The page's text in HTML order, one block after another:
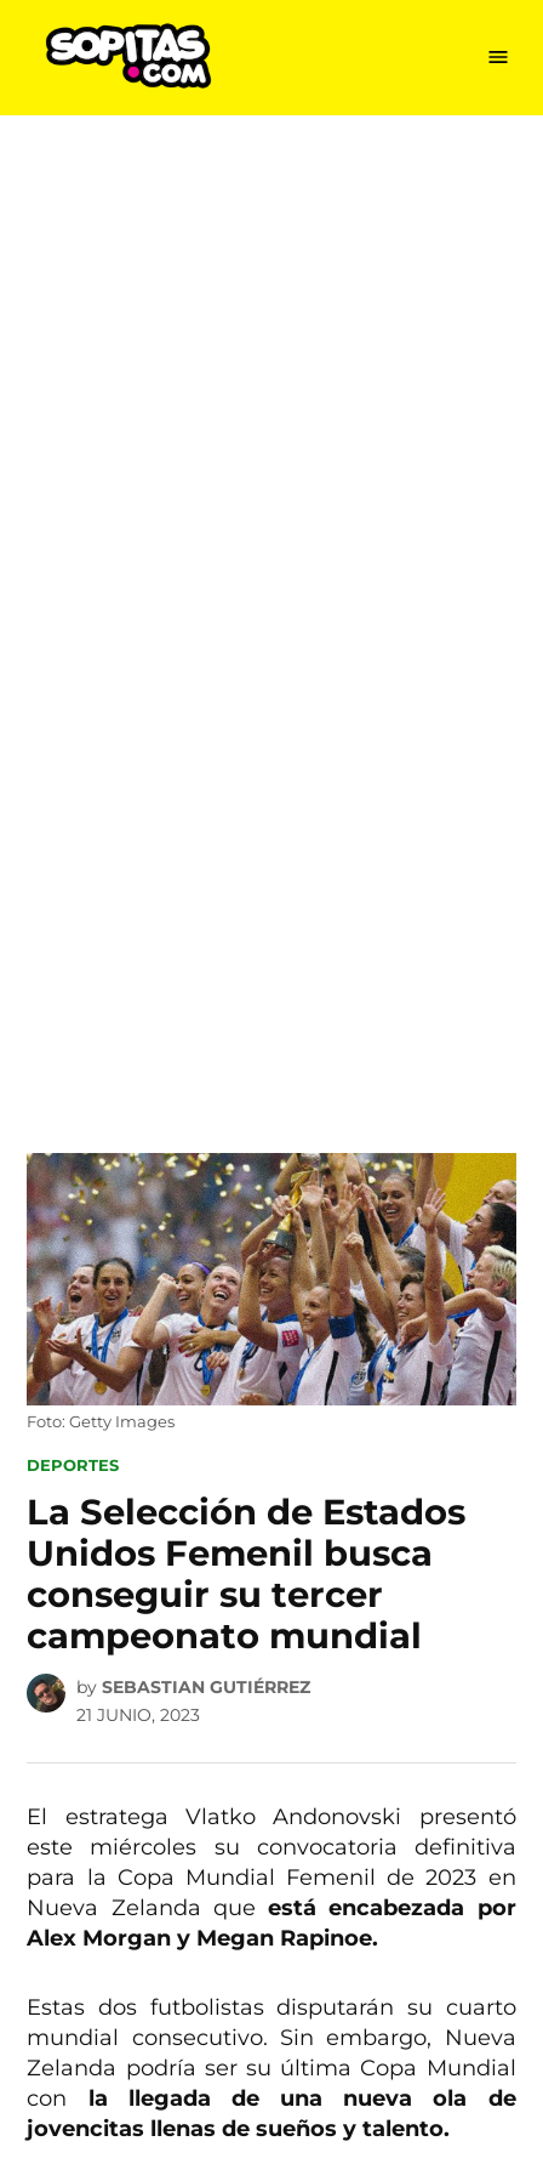
content
Menu
Foto: Getty Images
POSTED
DEPORTES
La Selección de Estados
Unidos Femenil busca
conseguir su tercer
campeonato mundial
by SEBASTIAN GUTIÉRREZ
21 JUNIO, 2023
El estratega Vlatko Andonovski presentó
este miércoles su convocatoria definitiva
para la Copa Mundial Femenil de 2023 en
Nueva Zelanda queestá encabezada por
Alex Morgan y Megan Rapinoe.
Estas dos futbolistas disputarán su cuarto
mundial consecutivo. Sin embargo, Nueva
Zelanda podría ser su última Copa Mundial
con la llegada de una nueva ola de
jovencitas llenas de sueños y talento.